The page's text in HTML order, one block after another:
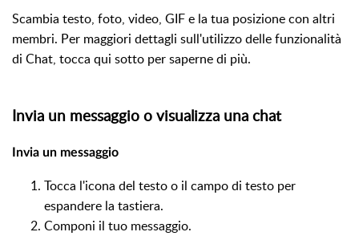
Scambia testo, foto, video, GIF e la tua posizione con altri
membri. Per maggiori dettagli sull'utilizzo delle funzionalità
di Chat, tocca qui sotto per saperne di più.
Invia un messaggio o visualizza una chat
Invia un messaggio
Tocca l'icona del testo o il campo di testo per
espandere la tastiera.
Componi il tuo messaggio.